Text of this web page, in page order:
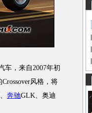
车，来自2007年初
风格，将
奔驰GLK、奥迪